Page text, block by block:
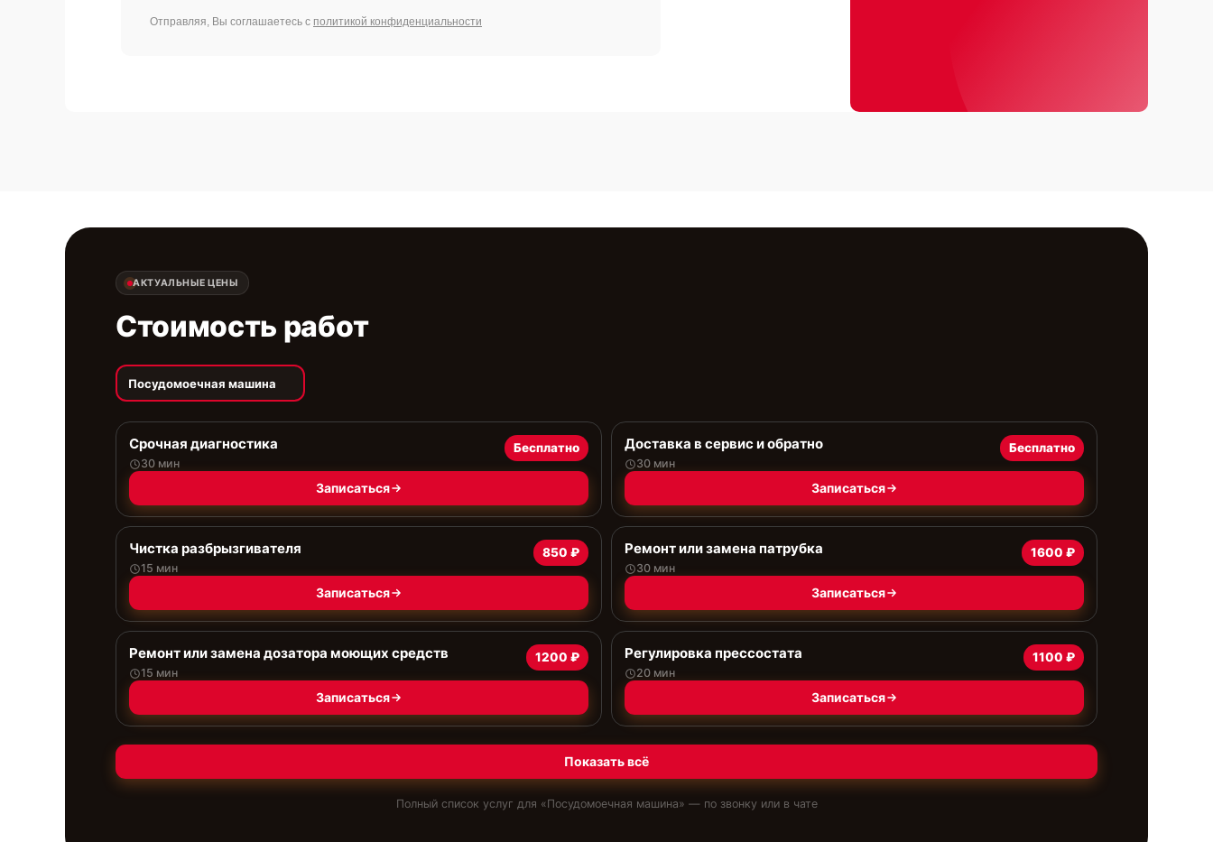
Отправляя, Вы соглашаетесь с политикой конфиденциальности
АКТУАЛЬНЫЕ ЦЕНЫ
Стоимость работ
Посудомоечная машина
Срочная диагностика
30 мин
Бесплатно
Записаться
Доставка в сервис и обратно
30 мин
Бесплатно
Записаться
Чистка разбрызгивателя
15 мин
850 ₽
Записаться
Ремонт или замена патрубка
30 мин
1600 ₽
Записаться
Ремонт или замена дозатора моющих средств
15 мин
1200 ₽
Записаться
Регулировка прессостата
20 мин
1100 ₽
Записаться
Показать всё
Полный список услуг для «Посудомоечная машина» — по звонку или в чате